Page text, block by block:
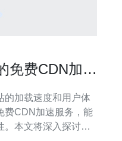
免费CDN加速
的加载速度和用户体
费CDN加速服务，能
。本文将深入探讨如